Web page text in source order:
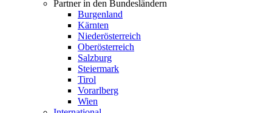
Partner in den Bundesländern
Burgenland
Kärnten
Niederösterreich
Oberösterreich
Salzburg
Steiermark
Tirol
Vorarlberg
Wien